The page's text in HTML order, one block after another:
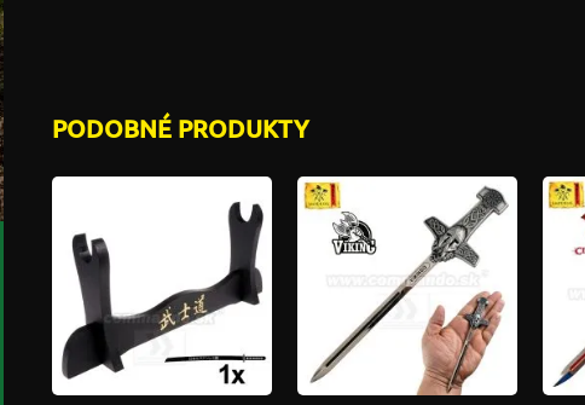
PODOBNÉ PRODUKTY